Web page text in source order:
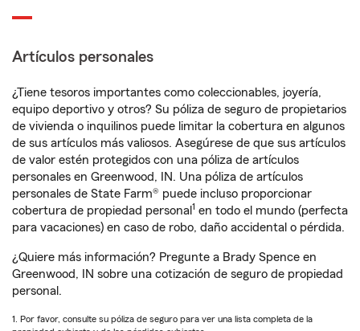
Artículos personales
¿Tiene tesoros importantes como coleccionables, joyería,
equipo deportivo y otros? Su póliza de seguro de propietarios
de vivienda o inquilinos puede limitar la cobertura en algunos
de sus artículos más valiosos. Asegúrese de que sus artículos
de valor estén protegidos con una póliza de artículos
personales en Greenwood, IN. Una póliza de artículos
personales de State Farm® puede incluso proporcionar
cobertura de propiedad personal 1 en todo el mundo (perfecta
para vacaciones) en caso de robo, daño accidental o pérdida.
¿Quiere más información? Pregunte a Brady Spence en
Greenwood, IN sobre una cotización de seguro de propiedad
personal.
1. Por favor, consulte su póliza de seguro para ver una lista completa de la